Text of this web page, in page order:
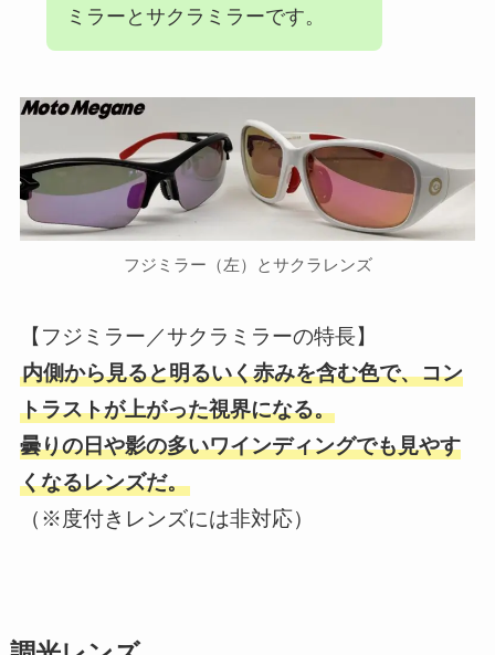
ミラーとサクラミラーです。
フジミラー（左）とサクラレンズ
【フジミラー／サクラミラーの特長】
内側から見ると明るいく赤みを含む色で、コン
トラストが上がった視界になる。
曇りの日や影の多いワインディングでも見やす
くなるレンズだ。
（※度付きレンズには非対応）